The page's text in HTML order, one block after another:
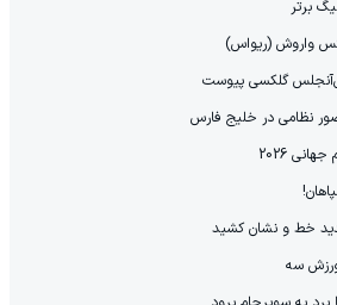
برتر
واروش (ریواس)
گلکسی پیوست
نظامی در خلیج فارس
خط و نشان کشید
سه